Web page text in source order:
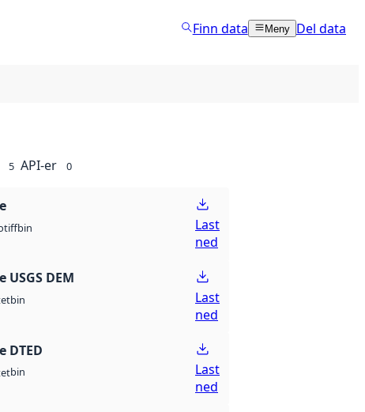
Finn data Meny Del data
5 API-er 0
bin
Last
ned
USGS DEM
bin
Last
ned
DTED
bin
Last
ned